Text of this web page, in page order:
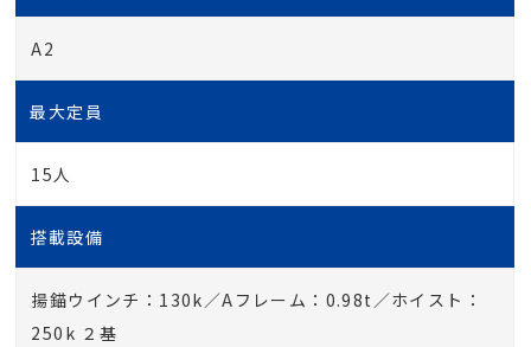
A2
最大定員
15人
搭載設備
揚錨ウインチ：130k／Aフレーム：0.98t／ホイスト：
250k ２基